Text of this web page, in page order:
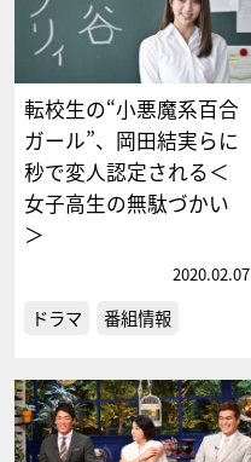
転校生の“小悪魔系百合
ガール”、岡田結実らに
秒で変人認定される＜
女子高生の無駄づかい
＞
2020.02.07
ドラマ 番組情報